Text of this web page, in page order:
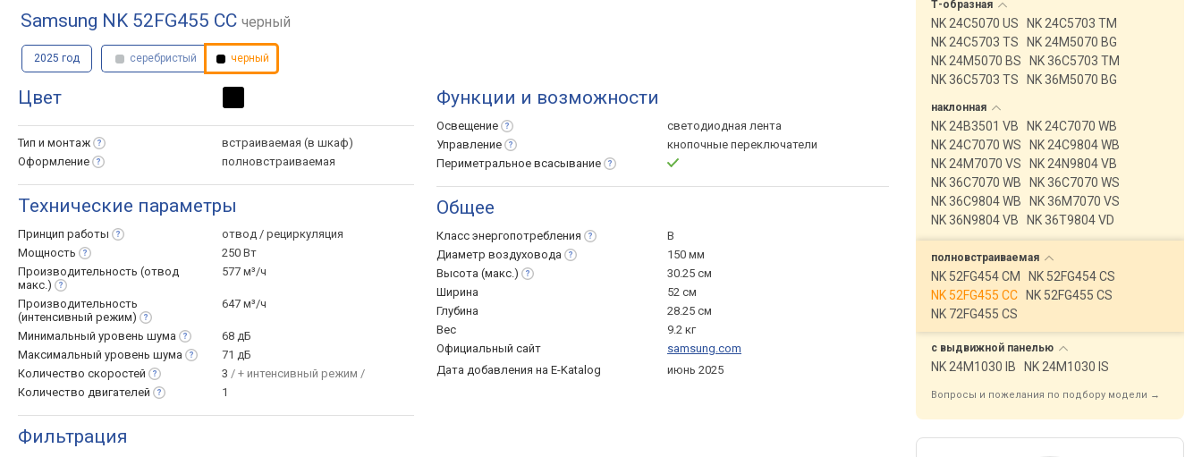
Samsung NK 52FG455 CC черный
2025 год серебристый черный
Цвет
Тип и монтаж
встраиваемая (в шкаф)
Оформление
полновстраиваемая
Технические параметры
Принцип работы
отвод / рециркуляция
Мощность
250 Вт
Производительность (отвод
макс.)
577 м³/ч
Производительность
(интенсивный режим)
647 м³/ч
Минимальный уровень шума
68 дБ
Максимальный уровень шума
71 дБ
Количество скоростей 3 / + интенсивный режим /
Количество двигателей 1
Фильтрация
Функции и возможности
Освещение
светодиодная лента
Управление
кнопочные переключатели
Периметральное всасывание
Общее
Класс энергопотребления
B
Диаметр воздуховода
150 мм
Высота (макс.)
30.25 см
Ширина
52 см
Глубина
28.25 см
Вес
9.2 кг
Официальный сайт
samsung.com
Дата добавления на E-Katalog
июнь 2025
Т-образная
NK 24C5070 US
NK 24C5703 TM
NK 24C5703 TS
NK 24M5070 BG
NK 24M5070 BS
NK 36C5703 TM
NK 36C5703 TS
NK 36M5070 BG
наклонная
NK 24B3501 VB
NK 24C7070 WB
NK 24C7070 WS
NK 24C9804 WB
NK 24M7070 VS
NK 24N9804 VB
NK 36C7070 WB
NK 36C7070 WS
NK 36C9804 WB
NK 36M7070 VS
NK 36N9804 VB
NK 36T9804 VD
полновстраиваемая
NK 52FG454 CM
NK 52FG454 CS
NK 52FG455 CC
NK 52FG455 CS
NK 72FG455 CS
с выдвижной панелью
NK 24M1030 IB NK 24M1030 IS
Вопросы и пожелания по подбору модели →